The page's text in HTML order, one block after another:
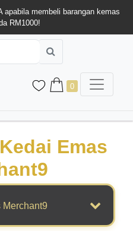
apabila membeli barangan kemas
RM1000!
0
Emas
Merchant9